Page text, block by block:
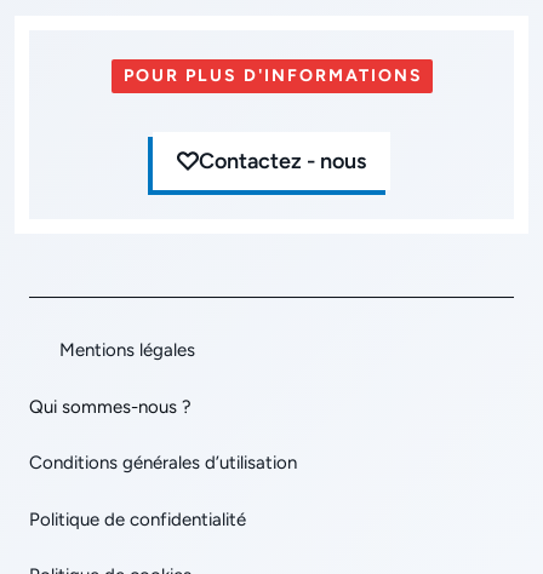
POUR PLUS D'INFORMATIONS
Contactez - nous
Mentions légales
Qui sommes-nous ?
Conditions générales d’utilisation
Politique de confidentialité